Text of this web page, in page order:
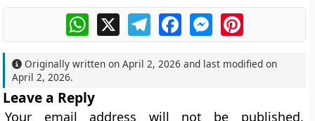
WhatsApp
X TelegramFacebookMessengerPinterest
Originally written onApril 2, 2026 and last modified on
April 2, 2026.
Leave a Reply
Your email address will not be published.